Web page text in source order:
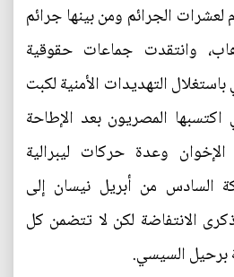
الجرائم ومن بينها جرائم
وانتقدت جماعات حقوقية
التهديدات الأمنية لكبت
اكتسبها المصريون بعد الإطاحة
وعدة حركات ليبرالية
السادس من أبريل نيسان إلى
الانتفاضة لكن لا تتضمن كل
السيسي.